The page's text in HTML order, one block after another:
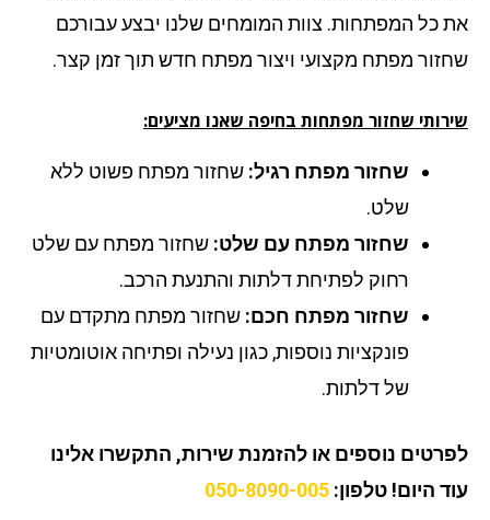
כל המפתחות. צוות המומחים שלנו יבצע עבורכם
מפתח מקצועי ויצור מפתח חדש תוך זמן קצר.
שחזור מפתחות בחיפה שאנו מציעים:
שחזור מפתח רגיל:שחזור מפתח פשוט ללא
שלט.
שחזור מפתח עם שלט:שחזור מפתח עם שלט
רחוק לפתיחת דלתות והתנעת הרכב.
שחזור מפתח חכם:שחזור מפתח מתקדם עם
פונקציות נוספות, כגון נעילה ופתיחה אוטומטיות
של דלתות.
נוספים או להזמנת שירות, התקשרו אלינו
היום!טלפון:050-8090-005